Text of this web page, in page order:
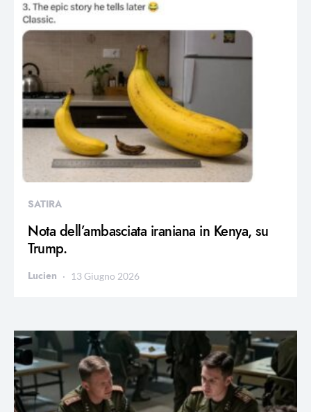
SATIRA
Nota dell’ambasciata iraniana in Kenya, su
Trump.
Lucien 13 Giugno 2026